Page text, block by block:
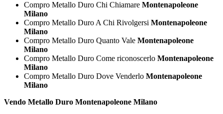
Compro Metallo Duro Chi Chiamare Montenapoleone
Milano
Compro Metallo Duro A Chi Rivolgersi Montenapoleone
Milano
Compro Metallo Duro Quanto Vale Montenapoleone
Milano
Compro Metallo Duro Come riconoscerlo Montenapoleone
Milano
Compro Metallo Duro Dove Venderlo Montenapoleone
Milano
Vendo Metallo Duro Montenapoleone Milano